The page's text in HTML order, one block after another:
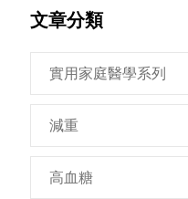
文章分類
實用家庭醫學系列
減重
高血糖